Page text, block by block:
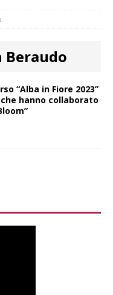
Beraudo
“Alba in Fiore 2023”
hanno collaborato